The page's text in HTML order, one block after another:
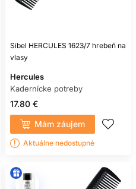
Sibel HERCULES 1623/7 hrebeň na
vlasy
Hercules
Kadernícke potreby
17.80 €
Mám záujem
Aktuálne nedostupné